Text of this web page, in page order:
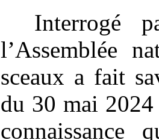
Interrogé
l’Assemblée
sceaux a fait
du 30 mai 2024
connaissance